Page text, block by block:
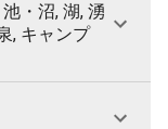
・沼, 湖, 湧
, キャンプ